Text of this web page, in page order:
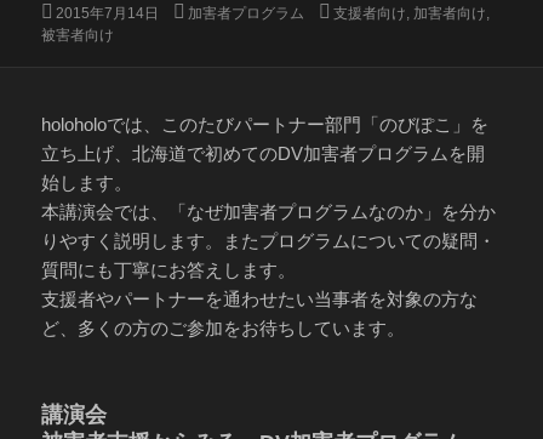
投
稿
2015年7月14日
カ
加害者プログラム
タ
支援者向け, 加害者向け,
被害者向け
holoholoでは、このたびパートナー部門「のびぽこ」を
立ち上げ、北海道で初めてのDV加害者プログラムを開
始します。
本講演会では、「なぜ加害者プログラムなのか」を分か
りやすく説明します。またプログラムについての疑問・
質問にも丁寧にお答えします。
支援者やパートナーを通わせたい当事者を対象の方な
ど、多くの方のご参加をお待ちしています。
講演会